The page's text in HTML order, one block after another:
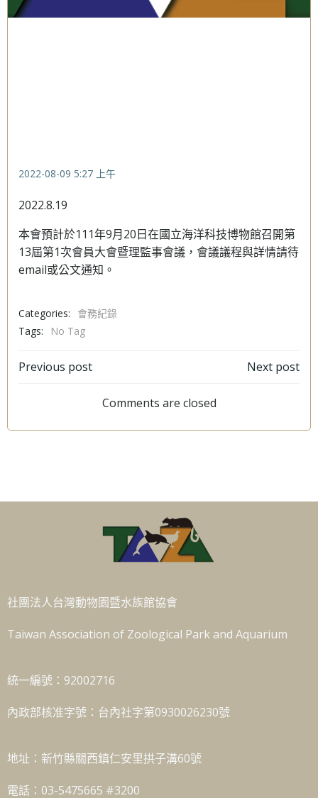
2022-08-09 5:27 上午
2022.8.19
本會預計於111年9月20日在國立海洋科技博物館召開第
13屆第1次會員大會暨理監事會議，會議議程與詳情請待
email或公文通知。
Categories:
會務紀錄
Tags:
No Tag
文
Previous post
章
Next post
Comments are closed
社團法人台灣動物園暨水族館協會
Taiwan Association of Zoological Park and Aquarium
統一編號：92002716
內政部核准字號：台內社字第0930026230號
地址：新竹縣關西鎮仁安里拱子溝60號
電話：03-5475665 #3200